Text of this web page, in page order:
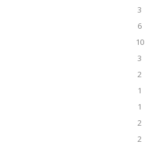
3
6
10
3
2
1
1
2
2